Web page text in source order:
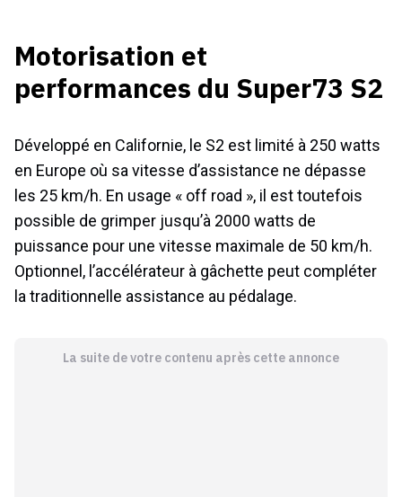
Motorisation et
performances du Super73 S2
Développé en Californie, le S2 est limité à 250 watts
en Europe où sa vitesse d’assistance ne dépasse
les 25 km/h. En usage « off road », il est toutefois
possible de grimper jusqu’à 2000 watts de
puissance pour une vitesse maximale de 50 km/h.
Optionnel, l’accélérateur à gâchette peut compléter
la traditionnelle assistance au pédalage.
La suite de votre contenu après cette annonce